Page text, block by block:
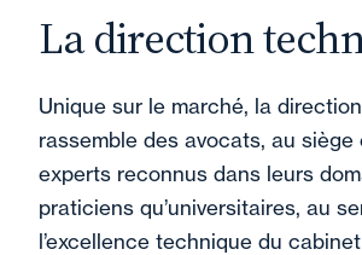
La direction
Unique sur le marché, la
rassemble des avocats, au siège
experts reconnus dans leurs
praticiens qu’universitaires, au
l’excellence technique du